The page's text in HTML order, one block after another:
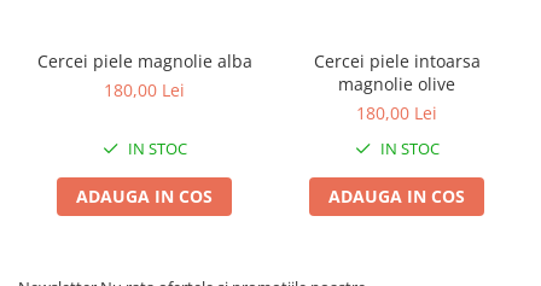
Cercei piele magnolie alba
180,00 Lei
IN STOC
ADAUGA IN COS
Cercei piele intoarsa
magnolie olive
180,00 Lei
IN STOC
ADAUGA IN COS